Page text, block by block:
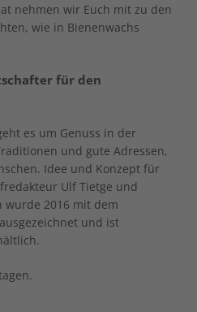
nehmen wir Euch mit zu den
wie in Bienenwachs
für den
es um Genuss in der
und gute Adressen,
Idee und Konzept für
Ulf Tietge und
wurde 2016 mit dem
und ist